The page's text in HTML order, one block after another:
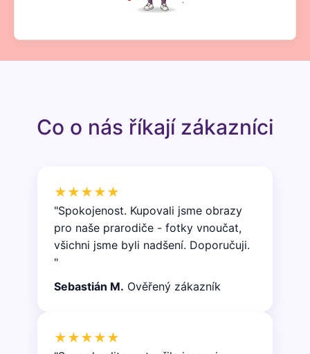
Co o nás říkají zákazníci
★★★★★
"Spokojenost. Kupovali jsme obrazy
pro naše prarodiče - fotky vnoučat,
všichni jsme byli nadšení. Doporučuji.
"
Sebastián M. Ověřený zákazník
★★★★★